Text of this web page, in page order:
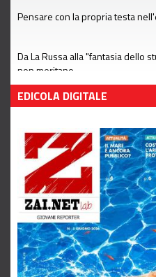
Pensare con la propria testa
Da La Russa alla "fantasia dello
non meritano
EDICOLA DIGITALE